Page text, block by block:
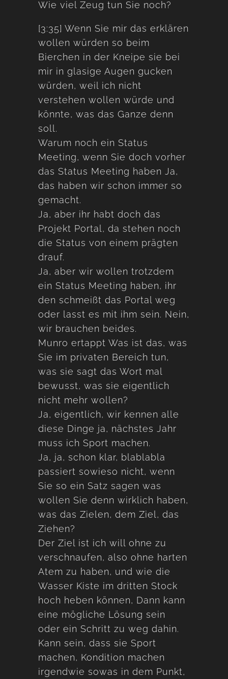
Wie viel Zeug tun Sie noch?
[3:35] Wenn Sie mir das erklären
wollen würden so beim
Bierchen in der Kneipe sie bei
mir in glasige Augen gucken
würden, weil ich nicht
verstehen wollen würde und
könnte, was das Ganze denn
soll.
Warum noch ein Status
Meeting, wenn Sie doch vorher
das Status Meeting haben Ja,
das haben wir schon immer so
gemacht.
Ja, aber ihr habt doch das
Projekt Portal, da stehen noch
die Status von einem prägten
drauf.
Ja, aber wir wollen trotzdem
ein Status Meeting haben, ihr
den schmeißt das Portal weg
oder lasst es mit ihm sein. Nein,
wir brauchen beides.
Munro ertappt Was ist das, was
Sie im privaten Bereich tun,
was sie sagt das Wort mal
bewusst, was sie eigentlich
nicht mehr wollen?
Ja, eigentlich, wir kennen alle
diese Dinge ja, nächstes Jahr
muss ich Sport machen.
Ja, ja, schon klar, blablabla
passiert sowieso nicht, wenn
Sie so ein Satz sagen was
wollen Sie denn wirklich haben,
was das Zielen, dem Ziel, das
Ziehen?
Der Ziel ist ich will ohne zu
verschnaufen, also ohne harten
Atem zu haben, und wie die
Wasser Kiste im dritten Stock
hoch heben können, Dann kann
eine mögliche Lösung sein
oder ein Schritt zu weg dahin.
Kann sein, dass sie Sport
machen, Kondition machen
irgendwie sowas in dem Punkt,